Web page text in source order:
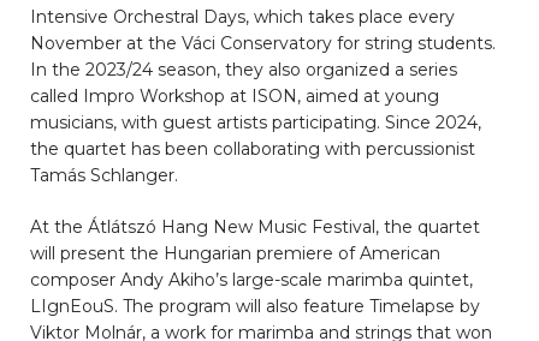
Intensive Orchestral Days, which takes place every
November at the Váci Conservatory for string students.
In the 2023/24 season, they also organized a series
called Impro Workshop at ISON, aimed at young
musicians, with guest artists participating. Since 2024,
the quartet has been collaborating with percussionist
Tamás Schlanger.
At the Átlátszó Hang New Music Festival, the quartet
will present the Hungarian premiere of American
composer Andy Akiho’s large-scale marimba quintet,
LIgnEouS. The program will also feature Timelapse by
Viktor Molnár, a work for marimba and strings that won